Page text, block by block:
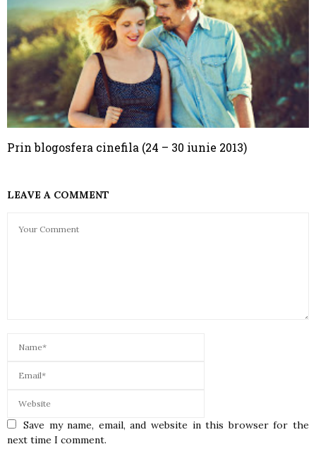
Prin blogosfera cinefila (24 – 30 iunie 2013)
LEAVE A COMMENT
Save my name, email, and website in this browser for the
next time I comment.